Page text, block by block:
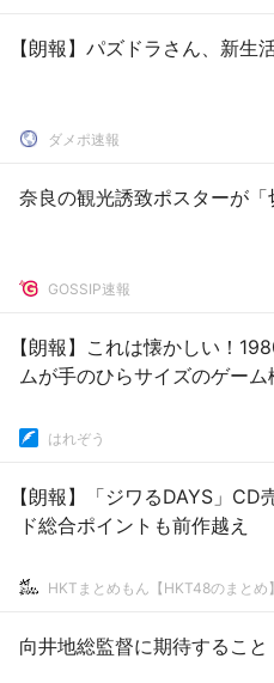
【朗報】パズドラさん、新生
ダメポ速報
奈良の観光誘致ポスターが「
GOSSIP速報
【朗報】これは懐かしい！
ムが手のひらサイズのゲー
はれぞう
【朗報】「ジワるDAYS」
ド総合ポイントも前作越え
HKTまとめもん【HKT48のまとめ】
向井地総監督に期待すること